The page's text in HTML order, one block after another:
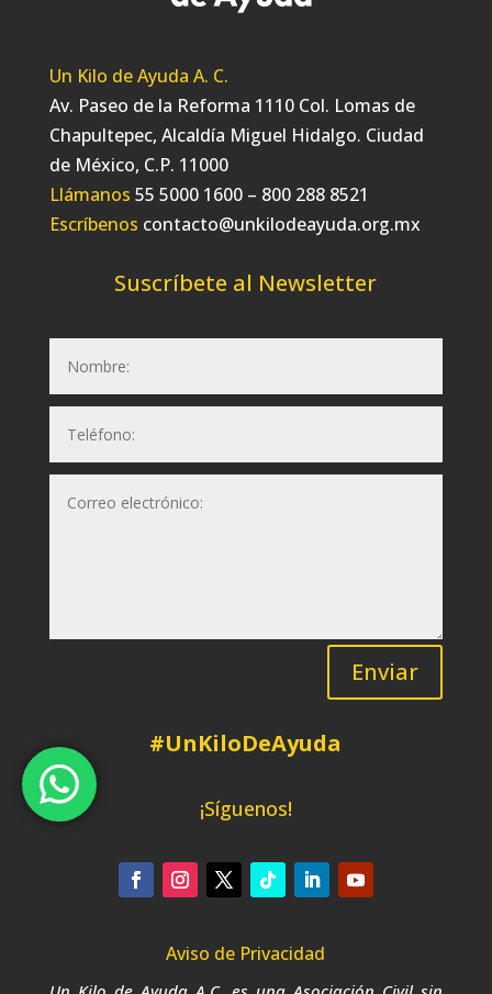
Un Kilo de Ayuda A. C.
Av. Paseo de la Reforma 1110 Col. Lomas de
Chapultepec, Alcaldía Miguel Hidalgo. Ciudad
de México, C.P. 11000
Llámanos 55 5000 1600 – 800 288 8521
Escríbenos contacto@unkilodeayuda.org.mx
Suscríbete al Newsletter
Enviar
#UnKiloDeAyuda
¡Síguenos!
Aviso de Privacidad